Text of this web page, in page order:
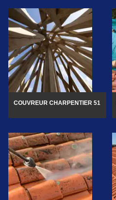
COUVREUR CHARPENTIER 51